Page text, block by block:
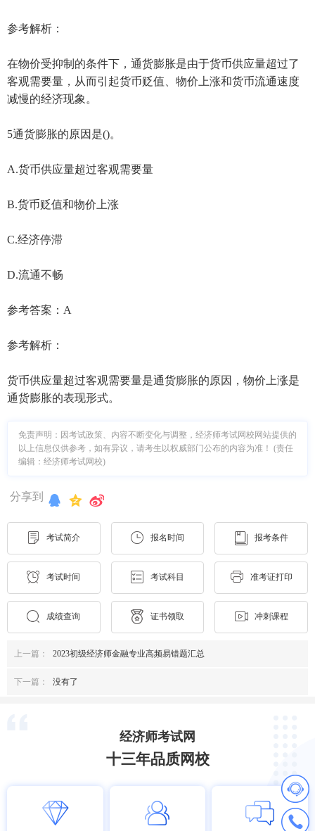
参考解析：
在物价受抑制的条件下，通货膨胀是由于货币供应量超过了
客观需要量，从而引起货币贬值、物价上涨和货币流通速度
减慢的经济现象。
5通货膨胀的原因是()。
A.货币供应量超过客观需要量
B.货币贬值和物价上涨
C.经济停滞
D.流通不畅
参考答案：A
参考解析：
货币供应量超过客观需要量是通货膨胀的原因，物价上涨是
通货膨胀的表现形式。
免责声明：因考试政策、内容不断变化与调整，经济师考试网校网站提供的
以上信息仅供参考，如有异议，请考生以权威部门公布的内容为准！ (责任
编辑：经济师考试网校)
分享到
考试简介 报名时间 报考条件
考试时间 考试科目 准考证打印
成绩查询 证书领取 冲刺课程
上一篇： 2023初级经济师金融专业高频易错题汇总
下一篇： 没有了
经济师考试网
十三年品质网校